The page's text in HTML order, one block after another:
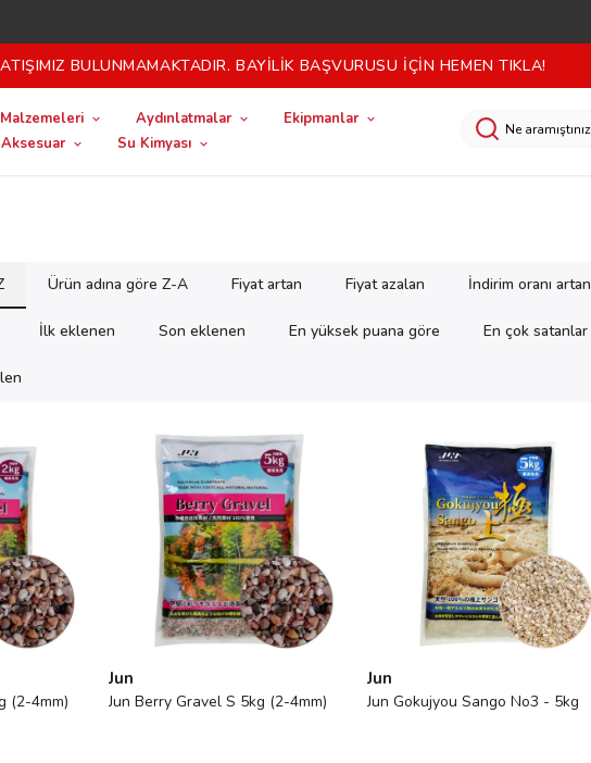
BULUNMAMAKTADIR. BAYİLİK BAŞVURUSU İÇİN HEMEN TIKLA!
Aydınlatmalar
Ekipmanlar
Aksesuar
Su Kimyası
Ürün adına göre Z-A Fiyat artan Fiyat azalan İndirim oranı artan
İlk eklenen Son eklenen En yüksek puana göre En çok satanlar
(2-4mm)
Jun
Jun Berry Gravel S 5kg (2-4mm)
Jun
Jun Gokujyou Sango No3 - 5kg